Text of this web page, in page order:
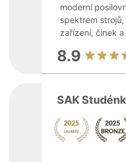
moderní
spektrem
zařízení, činek
8.9
SAK